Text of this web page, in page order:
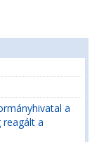
a
reagált a